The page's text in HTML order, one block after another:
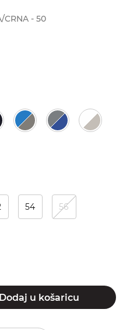
CRNA - 50
54 56
Dodaj u košaricu